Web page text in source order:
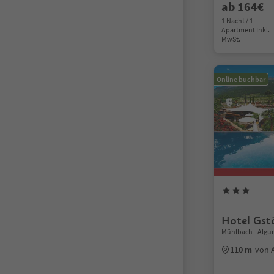
ab 164€
1 Nacht / 1
Apartment Inkl.
MwSt.
Online buchbar
Hotel
Mühlbach -
110 m von